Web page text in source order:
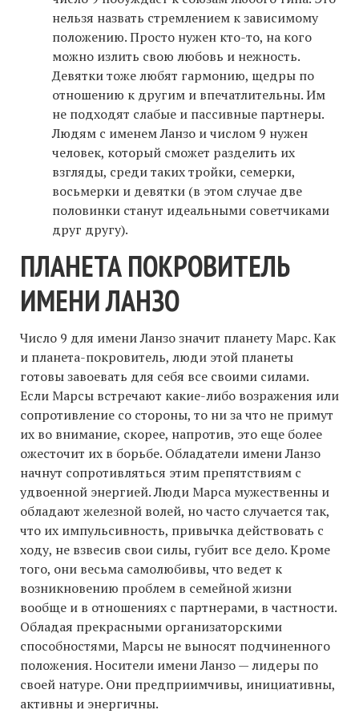
нельзя назвать стремлением к зависимому
положению. Просто нужен кто-то, на кого
можно излить свою любовь и нежность.
Девятки тоже любят гармонию, щедры по
отношению к другим и впечатлительны. Им
не подходят слабые и пассивные партнеры.
Людям с именем Ланзо и числом 9 нужен
человек, который сможет разделить их
взгляды, среди таких тройки, семерки,
восьмерки и девятки (в этом случае две
половинки станут идеальными советчиками
друг другу).
ПЛАНЕТА ПОКРОВИТЕЛЬ
ИМЕНИ ЛАНЗО
Число 9 для имени Ланзо значит планету Марс. Как
и планета-покровитель, люди этой планеты
готовы завоевать для себя все своими силами.
Если Марсы встречают какие-либо возражения или
сопротивление со стороны, то ни за что не примут
их во внимание, скорее, напротив, это еще более
ожесточит их в борьбе. Обладатели имени Ланзо
начнут сопротивляться этим препятствиям с
удвоенной энергией. Люди Марса мужественны и
обладают железной волей, но часто случается так,
что их импульсивность, привычка действовать с
ходу, не взвесив свои силы, губит все дело. Кроме
того, они весьма самолюбивы, что ведет к
возникновению проблем в семейной жизни
вообще и в отношениях с партнерами, в частности.
Обладая прекрасными организаторскими
способностями, Марсы не выносят подчиненного
положения. Носители имени Ланзо — лидеры по
своей натуре. Они предприимчивы, инициативны,
активны и энергичны.